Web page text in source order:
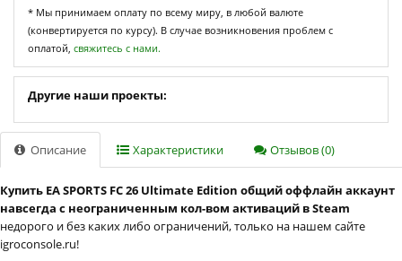
* Мы принимаем оплату по всему миру, в любой валюте
(конвертируется по курсу). В случае возникновения проблем с
оплатой, свяжитесь с нами.
Другие наши проекты:
Описание Характеристики Отзывов (0)
Купить EA SPORTS FC 26 Ultimate Edition общий оффлайн аккаунт
навсегда с неограниченным кол-вом активаций в Steam
недорого и без каких либо ограничений, только на нашем сайте
igroconsole.ru!